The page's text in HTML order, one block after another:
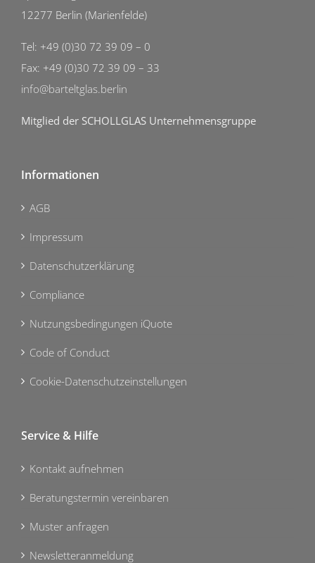
12277 Berlin (Marienfelde)
Tel: +49 (0)30 72 39 09 – 0
Fax: +49 (0)30 72 39 09 – 33
info@barteltglas.berlin
Mitglied der SCHOLLGLAS Unternehmensgruppe
Informationen
AGB
Impressum
Datenschutzerklärung
Compliance
Nutzungsbedingungen iQuote
Code of Conduct
Cookie-Datenschutzeinstellungen
Service & Hilfe
Kontakt aufnehmen
Beratungstermin vereinbaren
Muster anfragen
Newsletteranmeldung